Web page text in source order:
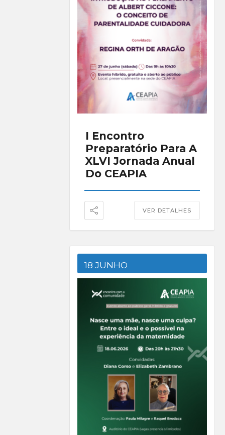
I Encontro
Preparatório Para A
XLVI Jornada Anual
Do CEAPIA
VER DETALHES
18 JUNHO